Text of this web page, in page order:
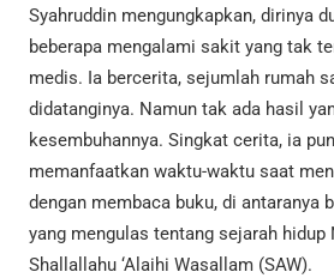
Syahruddin mengungkapkan, dirinya
beberapa mengalami sakit yang tak
medis. Ia bercerita, sejumlah rumah
didatanginya. Namun tak ada hasil
kesembuhannya. Singkat cerita, ia
memanfaatkan waktu-waktu saat
dengan membaca buku, di antaranya
yang mengulas tentang sejarah hidup
Shallallahu ‘Alaihi Wasallam (SAW).